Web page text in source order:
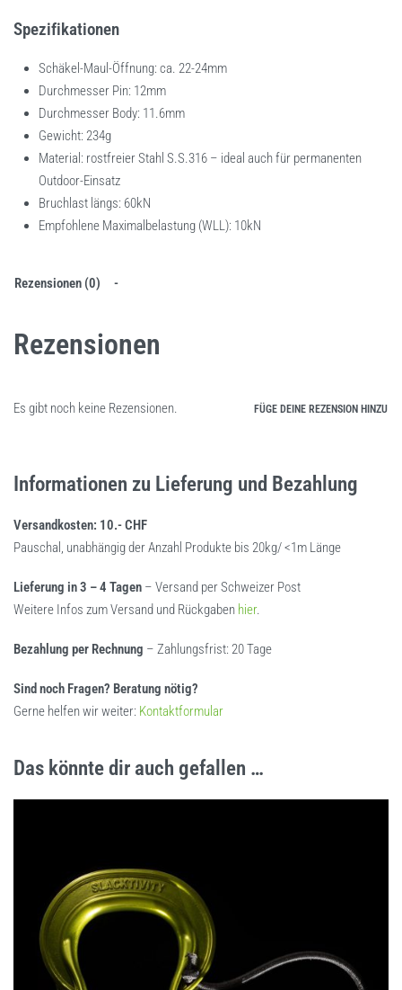
Spezifikationen
Schäkel-Maul-Öffnung: ca. 22-24mm
Durchmesser Pin: 12mm
Durchmesser Body: 11.6mm
Gewicht: 234g
Material: rostfreier Stahl S.S.316 – ideal auch für permanenten
Outdoor-Einsatz
Bruchlast längs: 60kN
Empfohlene Maximalbelastung (WLL): 10kN
Rezensionen (0)
Rezensionen
Es gibt noch keine Rezensionen. FÜGE DEINE REZENSION HINZU
Informationen zu Lieferung und Bezahlung
Versandkosten: 10.- CHF
Pauschal, unabhängig der Anzahl Produkte bis 20kg/ <1m Länge
Lieferung in 3 – 4 Tagen – Versand per Schweizer Post
Weitere Infos zum Versand und Rückgaben hier.
Bezahlung per Rechnung – Zahlungsfrist: 20 Tage
Sind noch Fragen? Beratung nötig?
Gerne helfen wir weiter: Kontaktformular
Das könnte dir auch gefallen …